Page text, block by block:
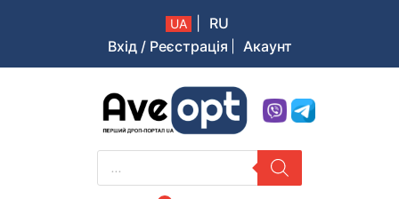
UA
RU
Вхід / Реєстрація
Акаунт
Aveopt – оптова дропшипінг платформа в Україні
PRODUCTS
SEARCH